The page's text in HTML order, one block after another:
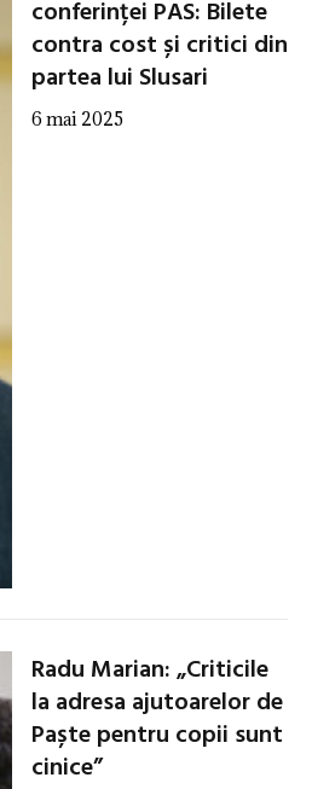
conferinței PAS: Bilete
contra cost și critici din
partea lui Slusari
6 mai 2025
Radu Marian: „Criticile
la adresa ajutoarelor de
Paște pentru copii sunt
cinice”